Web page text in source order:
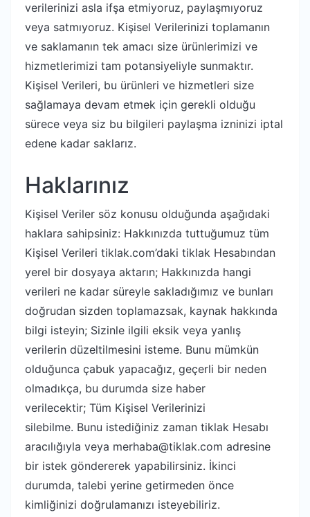
verilerinizi asla ifşa etmiyoruz, paylaşmıyoruz
veya satmıyoruz. Kişisel Verilerinizi toplamanın
ve saklamanın tek amacı size ürünlerimizi ve
hizmetlerimizi tam potansiyeliyle sunmaktır.
Kişisel Verileri, bu ürünleri ve hizmetleri size
sağlamaya devam etmek için gerekli olduğu
sürece veya siz bu bilgileri paylaşma izninizi iptal
edene kadar saklarız.
Haklarınız
Kişisel Veriler söz konusu olduğunda aşağıdaki
haklara sahipsiniz: Hakkınızda tuttuğumuz tüm
Kişisel Verileri tiklak.com’daki tiklak Hesabından
yerel bir dosyaya aktarın; Hakkınızda hangi
verileri ne kadar süreyle sakladığımız ve bunları
doğrudan sizden toplamazsak, kaynak hakkında
bilgi isteyin; Sizinle ilgili eksik veya yanlış
verilerin düzeltilmesini isteme. Bunu mümkün
olduğunca çabuk yapacağız, geçerli bir neden
olmadıkça, bu durumda size haber
verilecektir; Tüm Kişisel Verilerinizi
silebilme. Bunu istediğiniz zaman tiklak Hesabı
aracılığıyla veya merhaba@tiklak.com adresine
bir istek göndererek yapabilirsiniz. İkinci
durumda, talebi yerine getirmeden önce
kimliğinizi doğrulamanızı isteyebiliriz.